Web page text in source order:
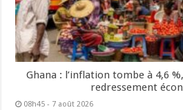
Ghana : l’inflation tombe à 4,6
redressement
08h45 - 7 août 2026